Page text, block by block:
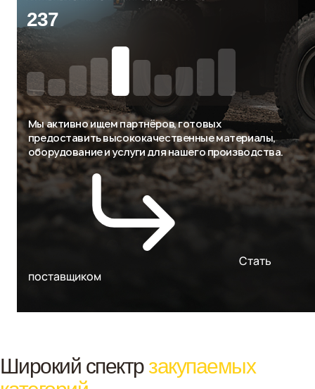
237
Мы активно ищем партнёров, готовых
предоставить высококачественные материалы,
оборудование и услуги для нашего производства.
Стать
поставщиком
Широкий спектр закупаемых